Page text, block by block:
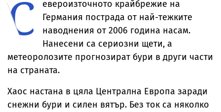
С
евероизточното крайбрежие на
Германия пострада от най-тежките
наводнения от 2006 година насам.
Нанесени са сериозни щети, а
метеоролозите прогнозират бури в други части
на страната.
Хаос настана в цяла Централна Европа заради
снежни бури и силен вятър. Без ток са няколко